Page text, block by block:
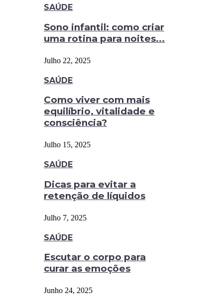
SAÚDE
Sono infantil: como criar
uma rotina para noites...
Julho 22, 2025
SAÚDE
Como viver com mais
equilíbrio, vitalidade e
consciência?
Julho 15, 2025
SAÚDE
Dicas para evitar a
retenção de líquidos
Julho 7, 2025
SAÚDE
Escutar o corpo para
curar as emoções
Junho 24, 2025